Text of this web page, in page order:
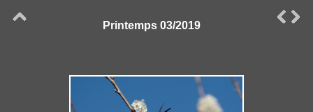
Printemps 03/2019